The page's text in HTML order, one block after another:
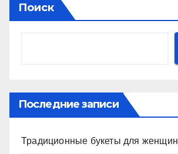
Поиск
Последние записи
Традиционные букеты для женщин